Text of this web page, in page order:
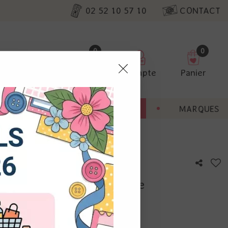
02 52 10 57 10 CONTACT
0
Compte
0
Panier
BONNES AFFAIRES MARQUES
- Vintage Champagne
avis !
nos
non
Vous
à droite